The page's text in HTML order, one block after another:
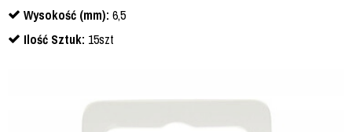
Wysokość (mm): 6,5
Ilość Sztuk: 15szt